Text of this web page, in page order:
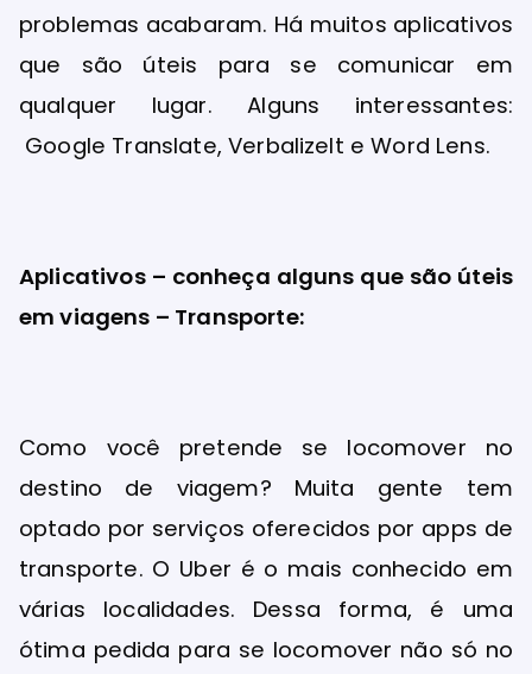
problemas acabaram. Há muitos aplicativos
que são úteis para se comunicar em
qualquer lugar. Alguns interessantes:
Google Translate, VerbalizeIt e Word Lens.
Aplicativos – conheça alguns que são úteis
em viagens – Transporte:
Como você pretende se locomover no
destino de viagem? Muita gente tem
optado por serviços oferecidos por apps de
transporte. O Uber é o mais conhecido em
várias localidades. Dessa forma, é uma
ótima pedida para se locomover não só no